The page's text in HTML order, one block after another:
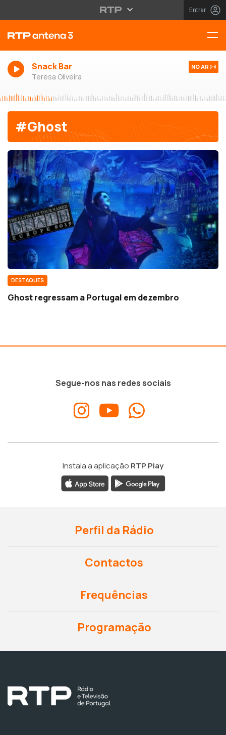
Entrar
Snack Bar
Teresa Oliveira
NO AR
#Ghost
DESTAQUES
Ghost regressam a Portugal em dezembro
Segue-nos nas redes sociais
Instala a aplicação RTP Play
Perfil da Rádio
Contactos
Frequências
Programação